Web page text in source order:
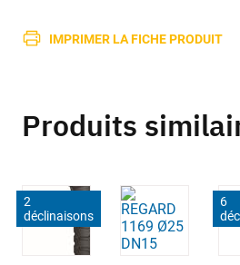
IMPRIMER LA FICHE PRODUIT
Produits
2
déclinaisons
6